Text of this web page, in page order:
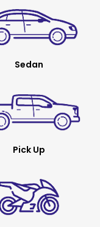
Sedan
Pick Up